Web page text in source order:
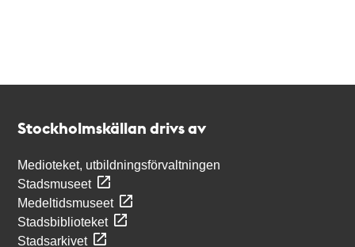
Stockholmskällan drivs av
Medioteket, utbildningsförvaltningen
Stadsmuseet
Medeltidsmuseet
Stadsbiblioteket
Stadsarkivet